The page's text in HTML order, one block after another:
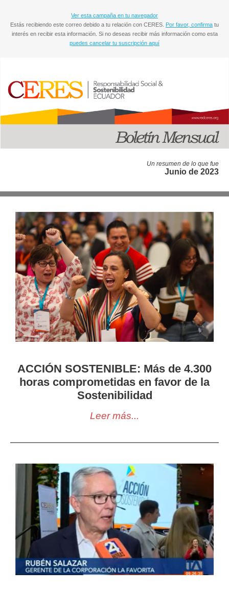
Ver esta campaña en tu navegador
Estás recibiendo este correo debido a tu relación con CERES. Por favor, confirma tu
interés en recibir esta información. Si no deseas recibir más información como esta
puedes cancelar tu suscripción aquí
Un resumen de lo que fue
Junio de 2023
ACCIÓN SOSTENIBLE: Más de 4.300
horas comprometidas en favor de la
Sostenibilidad
Leer más...